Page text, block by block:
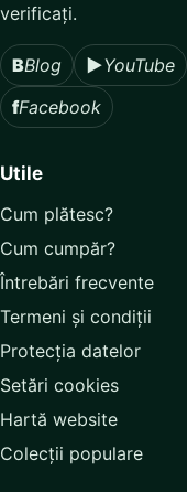
verificați.
BBlog ▶YouTube
fFacebook
Utile
Cum plătesc?
Cum cumpăr?
Întrebări frecvente
Termeni și condiții
Protecția datelor
Setări cookies
Hartă website
Colecții populare